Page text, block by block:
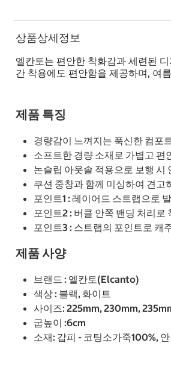
상품상세정보
엘칸토는 편안한 착화감과 세련된
간 착용에도 편안함을 제공하며, 여
제품 특징
경량감이 느껴지는 푹신한 컴포
소프트한 경량 소재로 가볍고
논슬립 아웃솔 적용으로 보행 시
쿠션 중창과 함께 미싱하여 견
포인트1 : 레이어드 스트랩으로
포인트2 : 버클 안쪽 밴딩 처리로
포인트3 : 스트랩의 포인트로 캐
제품 사양
브랜드 : 엘칸토(Elcanto)
색상 : 블랙, 화이트
사이즈: 225mm, 230mm,
굽높이 :6cm
소재: 갑피 - 코팅소가죽100%,